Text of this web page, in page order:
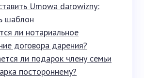
Umowa darowizny:
шаблон
ли нотариальное
договора дарения?
ли подарок члену семьи
постороннему?